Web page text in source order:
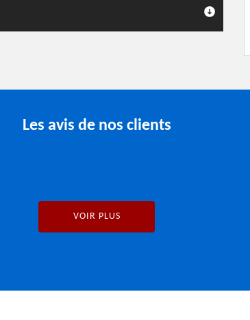
Les avis de nos clients
VOIR PLUS